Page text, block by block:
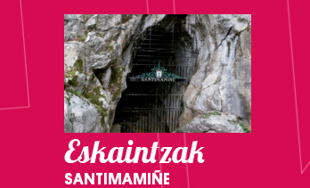
Eskaintzak
SANTIMAMIÑE